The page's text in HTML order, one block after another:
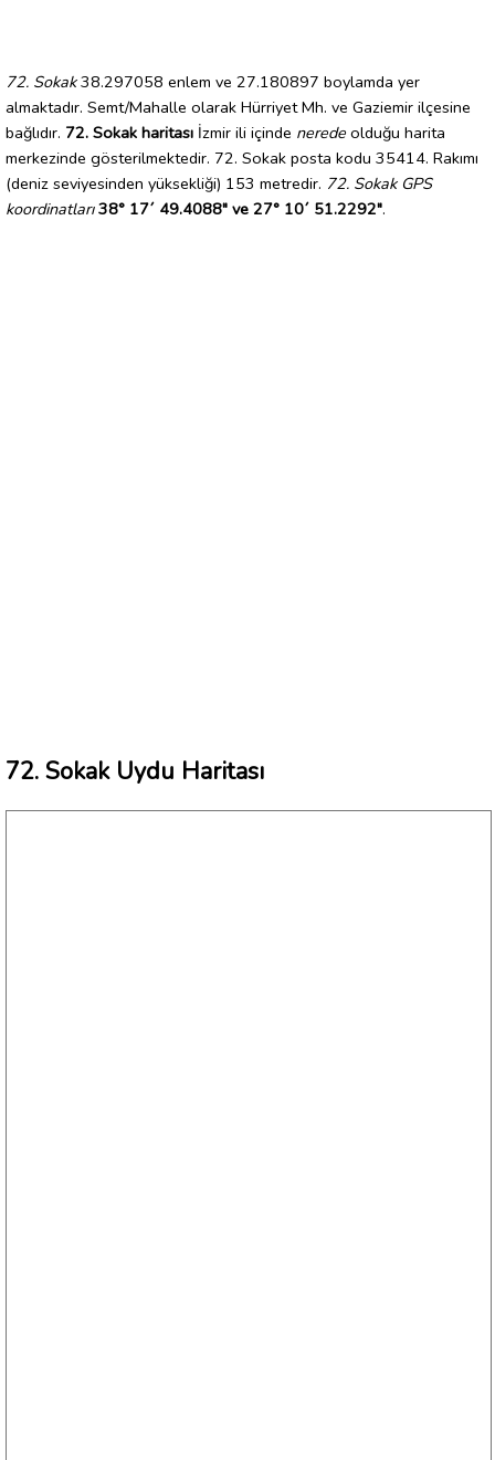
72. Sokak38.297058 enlem ve 27.180897 boylamda yer
almaktadır. Semt/Mahalle olarak Hürriyet Mh. ve Gaziemir ilçesine
bağlıdır. 72. Sokak haritası İzmir ili içinde nerede olduğu harita
merkezinde gösterilmektedir. 72. Sokak posta kodu 35414. Rakımı
(deniz seviyesinden yüksekliği) 153 metredir. 72. Sokak GPS
koordinatları 38° 17´ 49.4088" ve 27° 10´ 51.2292".
72. Sokak Uydu Haritası